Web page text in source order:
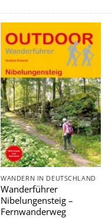
Zu
Wunschliste
hinzufügen
WANDERN IN DEUTSCHLAND
Wanderführer
Nibelungensteig –
Fernwanderweg